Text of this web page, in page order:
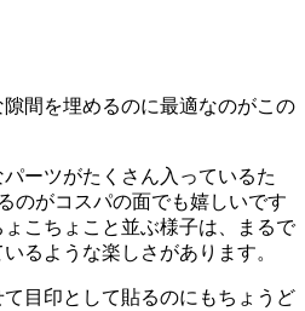
間を埋めるのに最適なのがこの
ーツがたくさん入っているた
のがコスパの面でも嬉しいです
こちょこと並ぶ様子は、まるで
るような楽しさがあります。
目印として貼るのにもちょうど